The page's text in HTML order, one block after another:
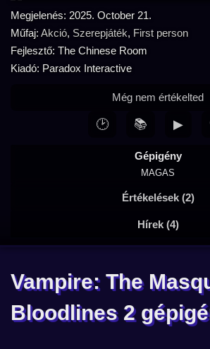
Megjelenés: 2025. October 21.
Műfaj: Akció, Szerepjáték, First person
Fejlesztő: The Chinese Room
Kiadó: Paradox Interactive
Gépigény
MAGAS
Értékelések (2)
Hírek (4)
Még nem értékelted
🕑 📚 ▶
Vampire: The
Bloodlines 2